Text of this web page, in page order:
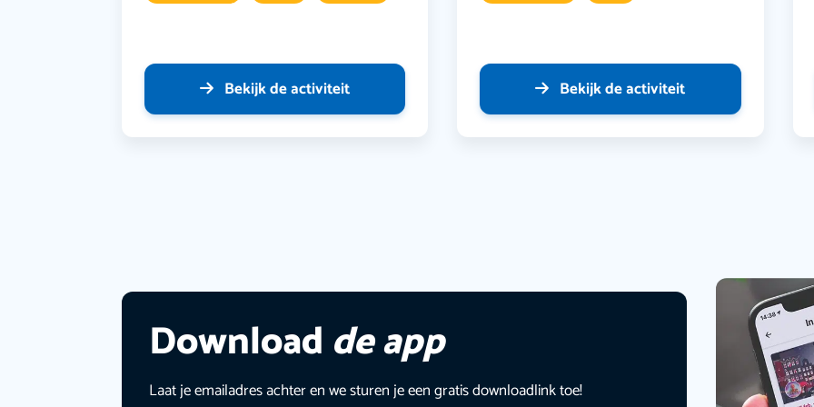
Bekijk de activiteit Bekijk de activiteit
Download de app
Laat je emailadres achter en we sturen je een gratis downloadlink toe!